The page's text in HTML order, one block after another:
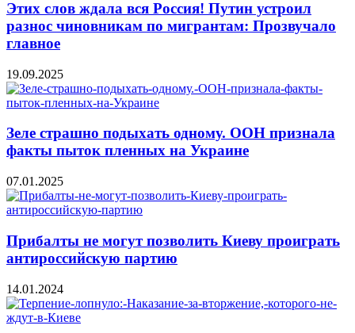
Этих слов ждала вся Россия! Путин устроил
разнос чиновникам по мигрантам: Прозвучало
главное
19.09.2025
Зеле страшно подыхать одному. ООН признала
факты пыток пленных на Украине
07.01.2025
Прибалты не могут позволить Киеву проиграть
антироссийскую партию
14.01.2024